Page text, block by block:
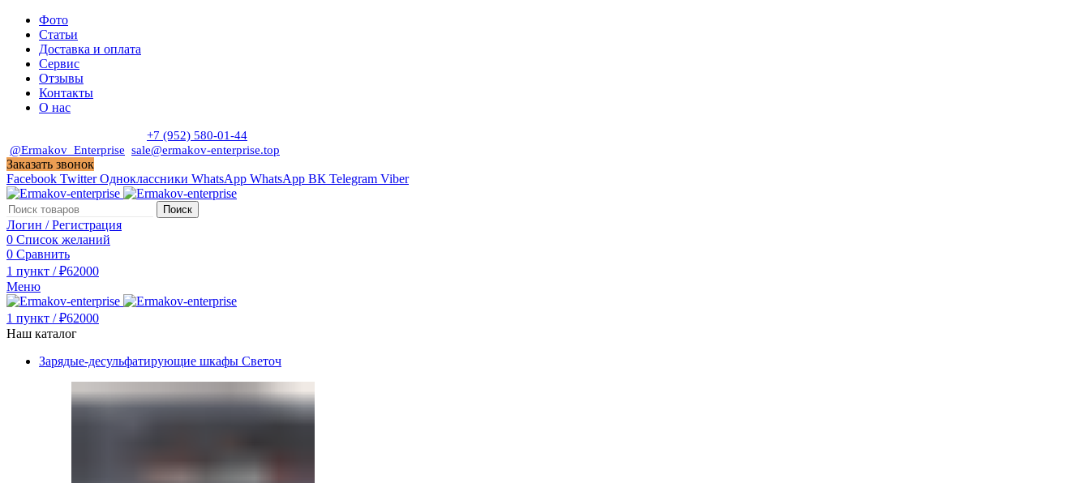
Фото
Статьи
Доставка и оплата
Сервис
Отзывы
Контакты
О нас
+7 (952) 580-01-44
@Ermakov_Enterprise sale@ermakov-enterprise.top
Заказать звонок
Facebook Twitter Одноклассники WhatsApp WhatsApp ВК Telegram Viber
Поиск
Логин / Регистрация
0 Список желаний
0 Сравнить
1 пункт / ₽62000
Меню
1 пункт / ₽62000
Наш каталог
Зарядые-десульфатирующие шкафы Светоч